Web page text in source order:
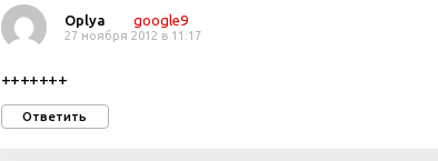
Oplya google9
27 ноября 2012 в 11:17
+++++++
Ответить